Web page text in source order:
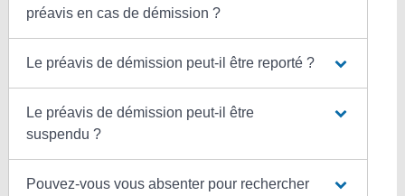
préavis en cas de démission ?
Le préavis de démission peut-il être reporté ?
Le préavis de démission peut-il être
suspendu ?
Pouvez-vous vous absenter pour rechercher